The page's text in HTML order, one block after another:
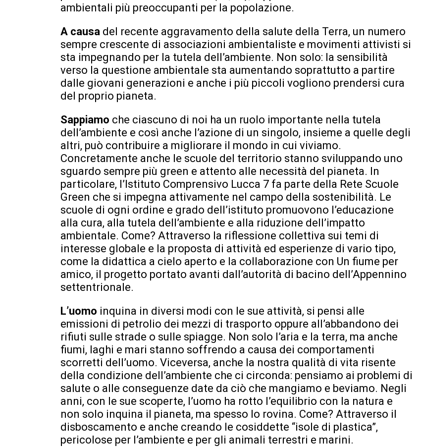
ambientali più preoccupanti per la popolazione.
A causa del recente aggravamento della salute della Terra, un numero
sempre crescente di associazioni ambientaliste e movimenti attivisti si
sta impegnando per la tutela dell’ambiente. Non solo: la sensibilità
verso la questione ambientale sta aumentando soprattutto a partire
dalle giovani generazioni e anche i più piccoli vogliono prendersi cura
del proprio pianeta.
Sappiamo che ciascuno di noi ha un ruolo importante nella tutela
dell’ambiente e così anche l’azione di un singolo, insieme a quelle degli
altri, può contribuire a migliorare il mondo in cui viviamo.
Concretamente anche le scuole del territorio stanno sviluppando uno
sguardo sempre più green e attento alle necessità del pianeta. In
particolare, l’Istituto Comprensivo Lucca 7 fa parte della Rete Scuole
Green che si impegna attivamente nel campo della sostenibilità. Le
scuole di ogni ordine e grado dell’istituto promuovono l’educazione
alla cura, alla tutela dell’ambiente e alla riduzione dell’impatto
ambientale. Come? Attraverso la riflessione collettiva sui temi di
interesse globale e la proposta di attività ed esperienze di vario tipo,
come la didattica a cielo aperto e la collaborazione con Un fiume per
amico, il progetto portato avanti dall’autorità di bacino dell’Appennino
settentrionale.
L’uomo inquina in diversi modi con le sue attività, si pensi alle
emissioni di petrolio dei mezzi di trasporto oppure all’abbandono dei
rifiuti sulle strade o sulle spiagge. Non solo l’aria e la terra, ma anche
fiumi, laghi e mari stanno soffrendo a causa dei comportamenti
scorretti dell’uomo. Viceversa, anche la nostra qualità di vita risente
della condizione dell’ambiente che ci circonda: pensiamo ai problemi di
salute o alle conseguenze date da ciò che mangiamo e beviamo. Negli
anni, con le sue scoperte, l’uomo ha rotto l’equilibrio con la natura e
non solo inquina il pianeta, ma spesso lo rovina. Come? Attraverso il
disboscamento e anche creando le cosiddette “isole di plastica”,
pericolose per l’ambiente e per gli animali terrestri e marini.